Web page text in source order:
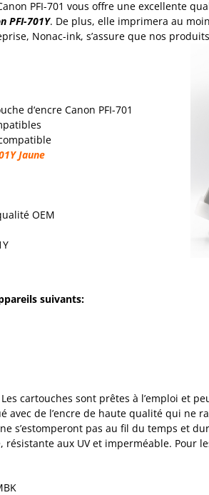
PFI-701 vous offre une excellente
PFI-701Y. De plus, elle imprimera au
Nonac-ink, s’assure que nos
d‘encre Canon PFI-701
Jaune
OEM
suivants:
cartouches sont prêtes à l’emploi et
avec de l’encre de haute qualité qui ne
s’estomperont pas au fil du temps et
résistante aux UV et imperméable. Pour